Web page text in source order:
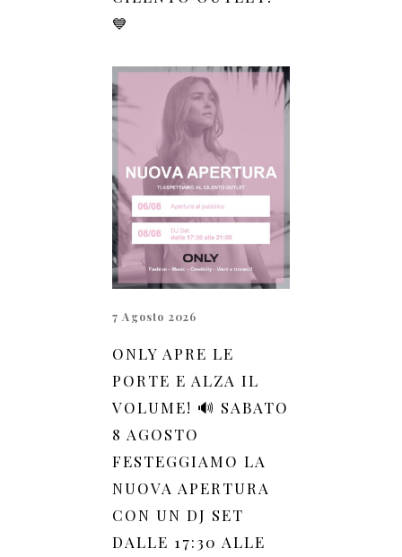
💙
7 Agosto 2026
ONLY APRE LE
PORTE E ALZA IL
VOLUME! 🔊 SABATO
8 AGOSTO
FESTEGGIAMO LA
NUOVA APERTURA
CON UN DJ SET
DALLE 17:30 ALLE